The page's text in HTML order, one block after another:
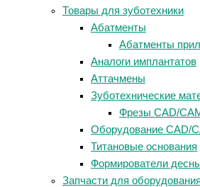
Товары для зуботехники
Абатменты
Абатменты
Аналоги имплантатов
Аттачмены
Зуботехнические
Фрезы CAD/
Оборудование CAD/
Титановые основания
Формирователи
Запчасти для оборудования